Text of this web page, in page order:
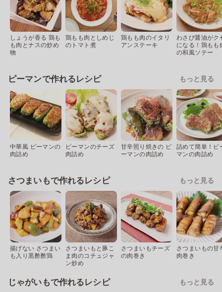
しょうが香る 鶏も
も肉とナスの炒め
物
鶏もも肉としめじ
のトマト煮
鶏もも肉のイタリ
アンステーキ
わさび醤油がク
になる！鶏もも
の和風ソテー
ピーマンで作れるレシピ もっと見る
中華風 ピーマンの
肉詰め
ピーマンのチーズ
肉詰め
甘辛照り焼きの ピ
ーマンの肉詰め
詰めて簡単！ピ
マンの肉詰め
さつまいもで作れるレシピ もっと見る
揚げない さつまい
も入り黒酢酢鶏
さつまいもと豚こ
ま肉のコチュジャ
ン炒め
さつまいもチーズ
の肉巻き
さつまいもの甘
肉巻き
じゃがいもで作れるレシピ もっと見る